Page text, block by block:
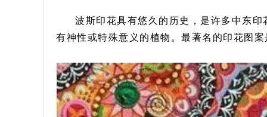
波斯印花具有悠久的历史，是许多中东
有神性或特殊意义的植物。最著名的印花图